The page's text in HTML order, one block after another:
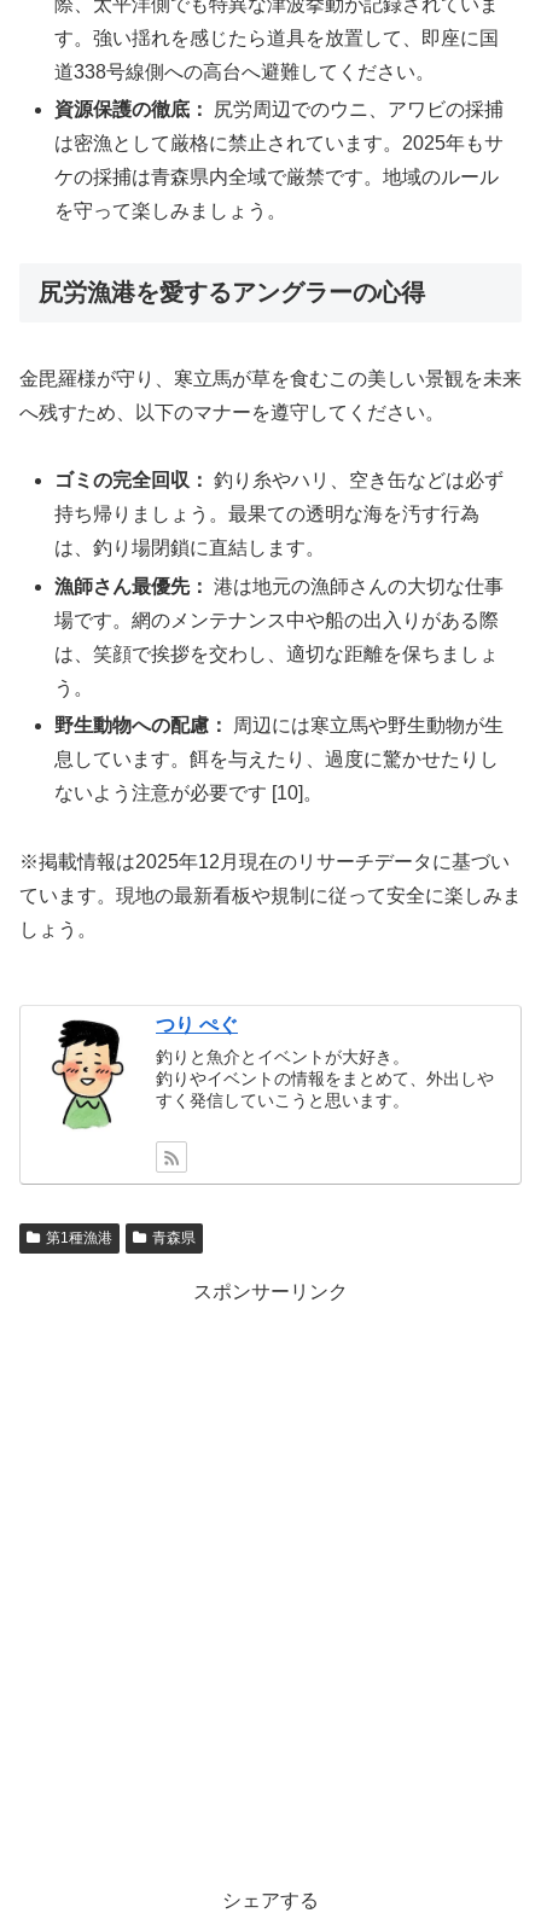
際、太平洋側でも特異な津波挙動が記録されていま
す。強い揺れを感じたら道具を放置して、即座に国
道338号線側への高台へ避難してください。
資源保護の徹底：
尻労周辺でのウニ、アワビの採捕
は密漁として厳格に禁止されています。2025年もサ
ケの採捕は青森県内全域で厳禁です。地域のルール
を守って楽しみましょう。
尻労漁港を愛するアングラーの心得
金毘羅様が守り、寒立馬が草を食むこの美しい景観を未来
へ残すため、以下のマナーを遵守してください。
ゴミの完全回収： 釣り糸やハリ、空き缶などは必ず
持ち帰りましょう。最果ての透明な海を汚す行為
は、釣り場閉鎖に直結します。
漁師さん最優先： 港は地元の漁師さんの大切な仕事
場です。網のメンテナンス中や船の出入りがある際
は、笑顔で挨拶を交わし、適切な距離を保ちましょ
う。
野生動物への配慮：
周辺には寒立馬や野生動物が生
息しています。餌を与えたり、過度に驚かせたりし
ないよう注意が必要です [10]。
※掲載情報は2025年12月現在のリサーチデータに基づい
ています。現地の最新看板や規制に従って安全に楽しみま
しょう。
つり ぺぐ
釣りと魚介とイベントが大好き。
釣りやイベントの情報をまとめて、外出しや
すく発信していこうと思います。
第1種漁港 青森県
スポンサーリンク
シェアする